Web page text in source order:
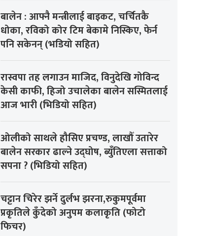
बालेन : आफ्नै मन्त्रीलाई बाइकट, चर्चितकै
धोका, रविको कोर टिम बेकामे निस्किए, फेर्न
पनि सकेनन् (भडियो सहित)
रास्वपा तह लगाउन माजिद, विनुदेखि गोविन्द
केसी काफी, हिजो उचालेका बालेन सस्मितलाई
आज भारी (भिडियो सहित)
ओलीको साथले हौसिए प्रचण्ड, लाखौँ उतारेर
बालेन सरकार ढाल्ने उद्घोष, ब्युँतिएला सत्ताको
सपना ? (भिडियो सहित)
चट्टान चिरेर झर्ने दुर्लभ झरना,रुकुमपूर्वमा
प्रकृतिले कुँदेको अनुपम कलाकृति (फोटो
फिचर)